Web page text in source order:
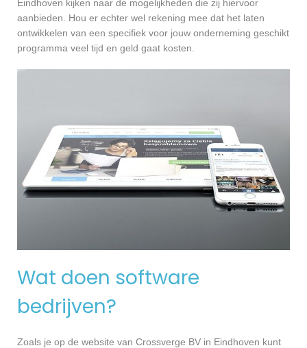
Eindhoven kijken naar de mogelijkheden die zij hiervoor
aanbieden. Hou er echter wel rekening mee dat het laten
ontwikkelen van een specifiek voor jouw onderneming geschikt
programma veel tijd en geld gaat kosten.
Wat doen software
bedrijven?
Zoals je op de website van Crossverge BV in Eindhoven kunt